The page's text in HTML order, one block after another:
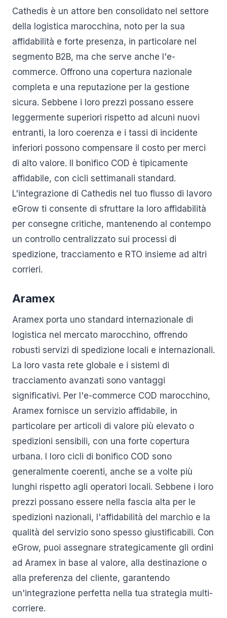
Cathedis è un attore ben consolidato nel settore
della logistica marocchina, noto per la sua
affidabilità e forte presenza, in particolare nel
segmento B2B, ma che serve anche l'e-
commerce. Offrono una copertura nazionale
completa e una reputazione per la gestione
sicura. Sebbene i loro prezzi possano essere
leggermente superiori rispetto ad alcuni nuovi
entranti, la loro coerenza e i tassi di incidente
inferiori possono compensare il costo per merci
di alto valore. Il bonifico COD è tipicamente
affidabile, con cicli settimanali standard.
L'integrazione di Cathedis nel tuo flusso di lavoro
eGrow ti consente di sfruttare la loro affidabilità
per consegne critiche, mantenendo al contempo
un controllo centralizzato sui processi di
spedizione, tracciamento e RTO insieme ad altri
corrieri.
Aramex
Aramex porta uno standard internazionale di
logistica nel mercato marocchino, offrendo
robusti servizi di spedizione locali e internazionali.
La loro vasta rete globale e i sistemi di
tracciamento avanzati sono vantaggi
significativi. Per l'e-commerce COD marocchino,
Aramex fornisce un servizio affidabile, in
particolare per articoli di valore più elevato o
spedizioni sensibili, con una forte copertura
urbana. I loro cicli di bonifico COD sono
generalmente coerenti, anche se a volte più
lunghi rispetto agli operatori locali. Sebbene i loro
prezzi possano essere nella fascia alta per le
spedizioni nazionali, l'affidabilità del marchio e la
qualità del servizio sono spesso giustificabili. Con
eGrow, puoi assegnare strategicamente gli ordini
ad Aramex in base al valore, alla destinazione o
alla preferenza del cliente, garantendo
un'integrazione perfetta nella tua strategia multi-
corriere.